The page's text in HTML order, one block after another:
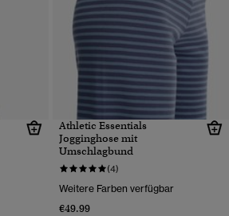
Athletic Essentials
Jogginghose mit
Umschlagbund
(4)
Weitere Farben verfügbar
€49.99